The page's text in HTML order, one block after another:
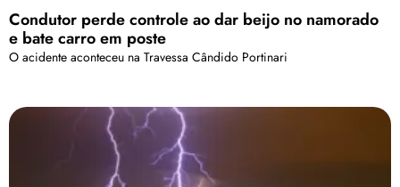
Condutor perde controle ao dar beijo no namorado
e bate carro em poste
O acidente aconteceu na Travessa Cândido Portinari